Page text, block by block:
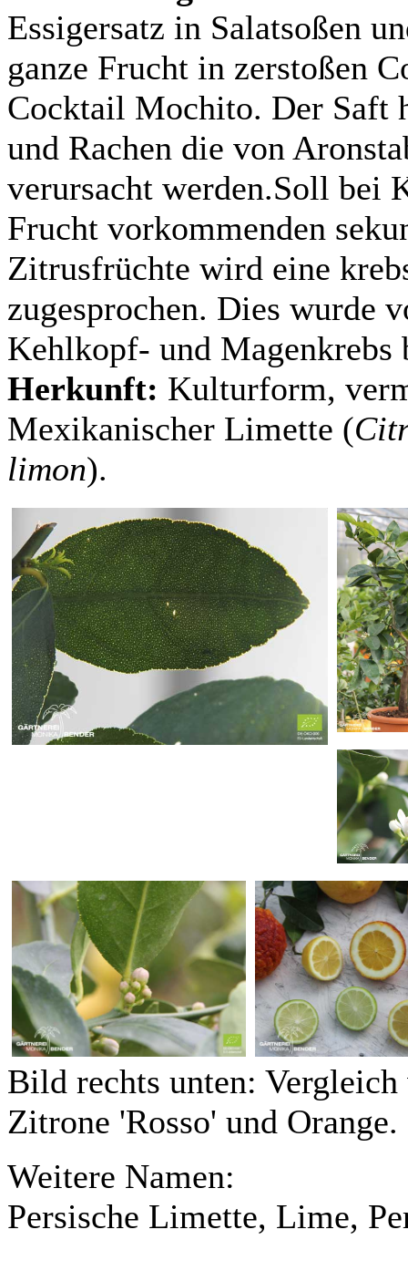
Essigersatz in Salatsoßen
ganze Frucht in zerstoßen
Cocktail Mochito. Der Saft
und Rachen die von
verursacht werden.Soll bei
Frucht vorkommenden
Zitrusfrüchte wird eine
zugesprochen. Dies wurde
Kehlkopf- und Magenkrebs
Herkunft: Kulturform,
Mexikanischer Limette (
limon).
Bild rechts unten:
Zitrone 'Rosso' und Orange.
Weitere Namen:
Persische Limette, Lime,